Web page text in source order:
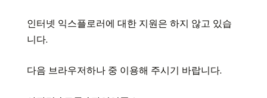
인터넷 익스플로러에 대한 지원은 하지 않고 있습
니다.
다음 브라우저하나 중 이용해 주시기 바랍니다.